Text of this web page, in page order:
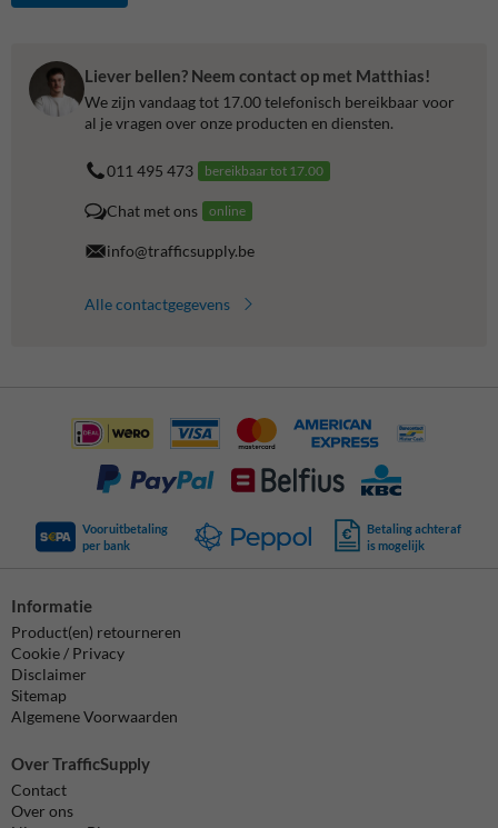
Liever bellen? Neem contact op met Matthias!
We zijn vandaag tot 17.00 telefonisch bereikbaar voor
al je vragen over onze producten en diensten.
011 495 473 bereikbaar tot 17.00
Chat met ons online
info@trafficsupply.be
Alle contactgegevens
Vooruitbetaling
per bank
Betaling achteraf
is mogelijk
Informatie
Product(en) retourneren
Cookie / Privacy
Disclaimer
Sitemap
Algemene Voorwaarden
Over TrafficSupply
Contact
Over ons